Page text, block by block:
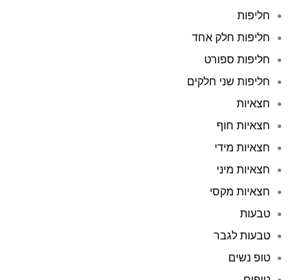
חליפות
חליפות חלק אחד
חליפות ספורט
חליפות שני חלקים
חצאיות
חצאיות חוף
חצאיות מידי
חצאיות מיני
חצאיות מקסי
טבעות
טבעות לגבר
טופ נשים